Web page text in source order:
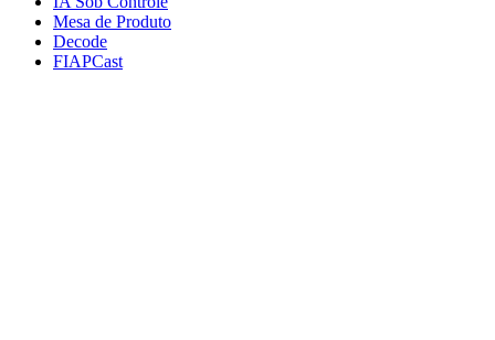
Mesa de Produto
Decode
FIAPCast